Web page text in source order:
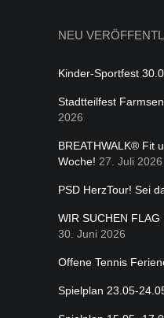
NEU
Kinder-Sportfest
Stadtteilfest
2026
BREATHWALK® Fit
Woche! 27. Juli 2026
PSD HerzTour! Sei
WIR SUCHEN FLAG
30. Juni 2026
Offene Tennis
Spielplan 23.05-